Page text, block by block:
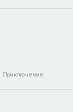
Приключение